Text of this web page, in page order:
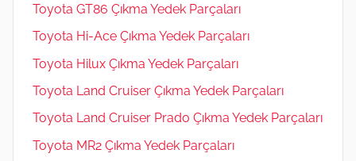
Toyota GT86 Çıkma Yedek Parçaları
Toyota Hi-Ace Çıkma Yedek Parçaları
Toyota Hilux Çıkma Yedek Parçaları
Toyota Land Cruiser Çıkma Yedek Parçaları
Toyota Land Cruiser Prado Çıkma Yedek Parçaları
Toyota MR2 Çıkma Yedek Parçaları